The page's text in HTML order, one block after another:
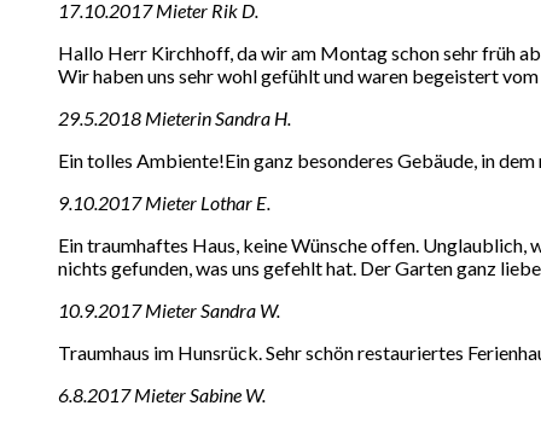
17.10.2017 Mieter Rik D.
Hallo Herr Kirchhoff, da wir am Montag schon sehr früh
Wir haben uns sehr wohl gefühlt und waren begeistert
29.5.2018 Mieterin Sandra H.
Ein tolles Ambiente!Ein ganz besonderes Gebäude, in
9.10.2017 Mieter Lothar E.
Ein traumhaftes Haus, keine Wünsche offen. Unglaublich,
nichts gefunden, was uns gefehlt hat. Der Garten ganz
10.9.2017 Mieter Sandra W.
Traumhaus im Hunsrück. Sehr schön restauriertes
6.8.2017 Mieter Sabine W.